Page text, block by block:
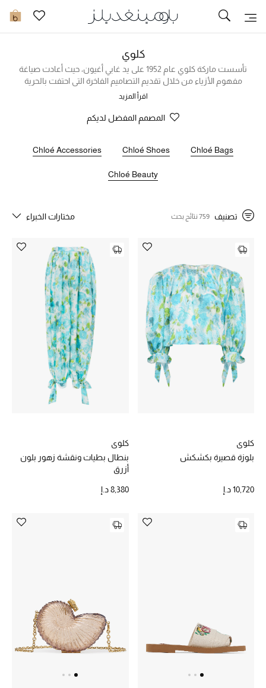
0 تخفيضات
جديد في الخصومات
الأطفال
مستلزمات المنزل
خصم حتى 70%
تسوقوا الآن
ما وصلنا حديثاً
النساء
مستلزمات المنزل
المجوهرات
كلوي
تأسست ماركة كلوي عام 1952 على يد غابي أغيون، حيث أعادت صياغة
مفهوم الأزياء من خلال تقديم التصاميم الفاخرة التي احتفت بالحرية
والتفرّد. واليوم، تواصل الدار الفرنسية تجسيد هذه الروح تحت الإدارة
اقرأ المزيد
المصمم المفضل لديكم
Chloé Bags
Chloé Shoes
Chloé Accessories
Chloé Beauty
تصنيف 759 نتائج بحث مختارات الخبراء
كلوي
بلوزة قصيرة بكشكش
10,720 د.إ
كلوي
بنطال بطيات ونقشة زهور بلون
أزرق
8,380 د.إ